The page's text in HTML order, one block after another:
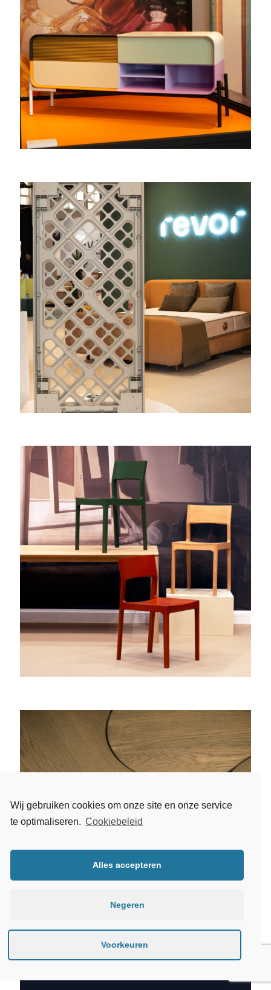
Wij gebruiken cookies om onze site en onze service
te optimaliseren. Cookiebeleid
Alles accepteren
Negeren
Voorkeuren